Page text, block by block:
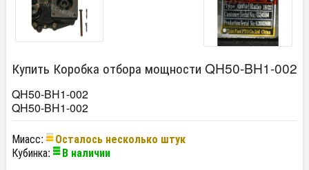
Купить Коробка отбора мощности QH50-BH1-002
QH50-BH1-002
QH50-BH1-002
Миасс:
Осталось несколько штук
Кубинка:
В наличии